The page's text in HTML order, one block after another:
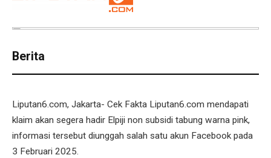
Berita
Liputan6.com, Jakarta- Cek Fakta Liputan6.com mendapati
klaim akan segera hadir Elpiji non subsidi tabung warna pink,
informasi tersebut diunggah salah satu akun Facebook pada
3 Februari 2025.